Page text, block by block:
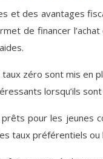
et des avantages
de financer
zéro sont mis en
lorsqu’ils
pour les jeunes
taux préférentiels